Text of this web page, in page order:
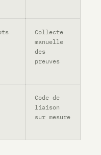
Collecte
manuelle
des
preuves
Code de
liaison
sur mesure